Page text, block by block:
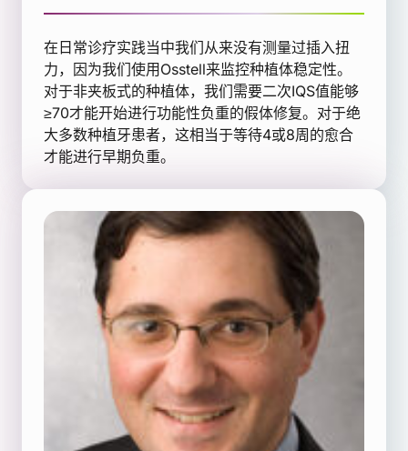
在日常诊疗实践当中我们从来没有测量过插入扭
力，因为我们使用Osstell来监控种植体稳定性。
对于非夹板式的种植体，我们需要二次IQS值能够
≥70才能开始进行功能性负重的假体修复。对于绝
大多数种植牙患者，这相当于等待4或8周的愈合
才能进行早期负重。